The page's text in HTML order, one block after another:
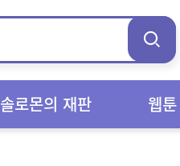
솔로몬의 재판 웹툰